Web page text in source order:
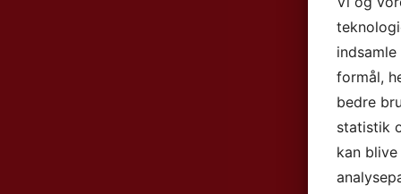
formål,
bedre
statistik
kan